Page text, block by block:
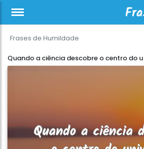
Frases de Humildade
Quando a ciência descobre o centro do u